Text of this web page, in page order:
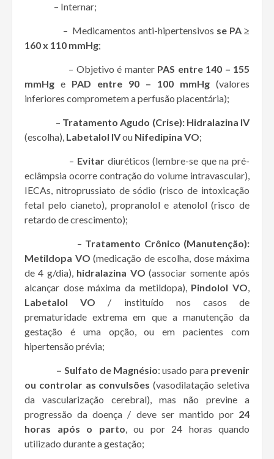
– Internar;
– Medicamentos anti-hipertensivos se PA ≥
160 x 110 mmHg;
– Objetivo é manter PAS entre 140 – 155
mmHg e PAD entre 90 – 100 mmHg (valores
inferiores comprometem a perfusão placentária);
– Tratamento Agudo (Crise): Hidralazina IV
(escolha), Labetalol IVou Nifedipina VO;
– Evitar diuréticos (lembre-se que na pré-
eclâmpsia ocorre contração do volume intravascular),
IECAs, nitroprussiato de sódio (risco de intoxicação
fetal pelo cianeto), propranolol e atenolol (risco de
retardo de crescimento);
– Tratamento Crônico (Manutenção):
Metildopa VO (medicação de escolha, dose máxima
de 4 g/dia), hidralazina VO (associar somente após
alcançar dose máxima da metildopa), Pindolol VO,
Labetalol VO / instituído nos casos de
prematuridade extrema em que a manutenção da
gestação é uma opção, ou em pacientes com
hipertensão prévia;
– Sulfato de Magnésio: usado para prevenir
ou controlar as convulsões (vasodilatação seletiva
da vascularização cerebral), mas não previne a
progressão da doença / deve ser mantido por 24
horas após o parto, ou por 24 horas quando
utilizado durante a gestação;